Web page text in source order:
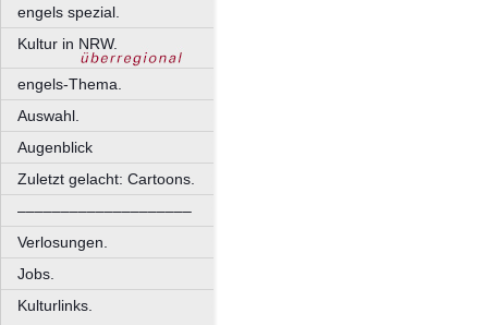
engels spezial.
Kultur in NRW.
engels-Thema.
Auswahl.
Augenblick
Zuletzt gelacht: Cartoons.
––––––––––––––––––––
Verlosungen.
Jobs.
Kulturlinks.